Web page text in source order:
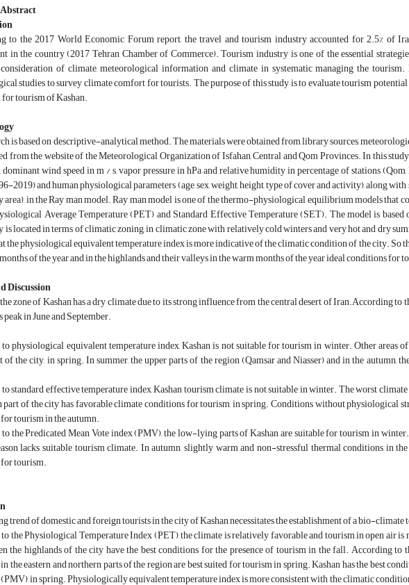
to the 2017 World Economic Forum report, the travel and tourism industry accounted for2.5% of
in the country (2017Tehran Chamber of Commerce). Tourism industry is one of the essential
of climate, meteorological information and climate in systematic managing the
studies to survey climate comfort for tourists. The purpose of this study is to evaluate tourism
for tourism of Kashan.
is based on descriptive-analytical method. The materials were obtained from library sources,
from the website of the Meteorological Organization of Isfahan, Central and Qom Provinces. In this
wind speed in m / s, vapor pressure in hPa and relative humidity in percentage of stations
2019) and human physiological parameters (age, sex, weight, height, type of cover and activity), along
area), in the Ray man model. Ray man model is one of the thermo-physiological equilibrium models that
Average Temperature (PET) and Standard Effective Temperature (SET). The model is
is located in terms of climatic zoning, in climatic zone with relatively cold winters and very hot and dry
the physiological equivalent temperature index is more indicative of the climatic condition of the city. So
of the year and in the highlands and their valleys in the warm months of the year ideal conditions for
Discussion
zone of Kashan has a dry climate due to its strong influence from the central desert of Iran.According to
in June and September.
physiological equivalent temperature index, Kashan is not suitable for tourism in winter. Other areas
of the city, in spring. In summer, the upper parts of the region (Qamsar and Niasser) and in the autumn,
standard effective temperature index, Kashan tourism climate is not suitable in winter. The worst
part of the city has favorable climate conditions for tourism, in spring. Conditions without physiological
tourism in the autumn.
the Predicated Mean Vote index (PMV), the low-lying parts of Kashan are suitable for tourism in
lacks suitable tourism climate. In autumn, slightly warm and non-stressful thermal conditions in
tourism.
trend of domestic and foreign tourists in the city of Kashan necessitates the establishment of a bio-
the Physiological Temperature Index (PET), the climate is relatively favorable and tourism in open air is
the highlands of the city have the best conditions for the presence of tourism in the fall. According to
the eastern and northern parts of the region are best suited for tourism in spring. Kashan has the best
in spring. Physiologically equivalent temperature index is more consistent with the climatic